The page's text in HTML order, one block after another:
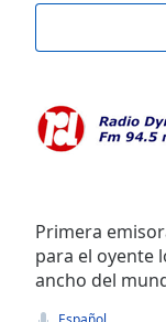
Current
Loaded:
0.00%
Seek to
currently
behind
Primera
para el oyente
ancho del